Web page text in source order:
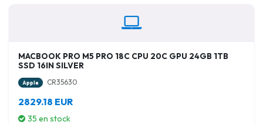
MACBOOK PRO M5 PRO 18C CPU 20C GPU 24GB 1TB
SSD 16IN SILVER
Apple CR35630
2829.18 EUR
35 en stock